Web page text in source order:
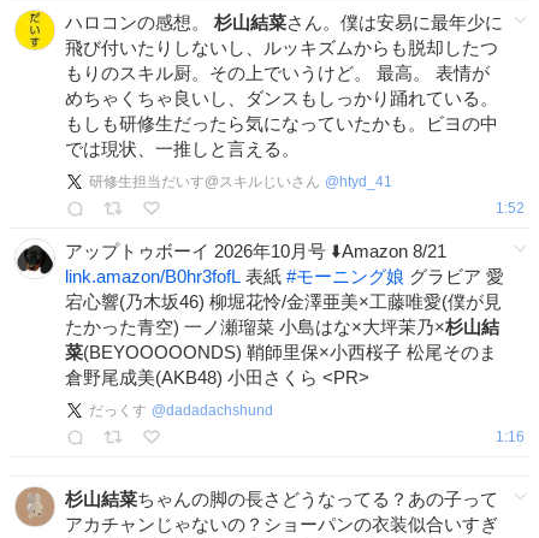
ハロコンの感想。 杉山結菜さん。僕は安易に最年少に
飛び付いたりしないし、ルッキズムからも脱却したつ
もりのスキル厨。その上でいうけど。 最高。 表情が
めちゃくちゃ良いし、ダンスもしっかり踊れている。
もしも研修生だったら気になっていたかも。ビヨの中
では現状、一推しと言える。
研修生担当だいす@スキルじいさん @ htyd_41
1:52
アップトゥボーイ 2026年10月号 ⬇️Amazon 8/21
link.amazon/B0hr3fofL 表紙 #モーニング娘 グラビア 愛
宕心響(乃木坂46) 柳堀花怜/金澤亜美×工藤唯愛(僕が見
たかった青空) 一ノ瀬瑠菜 小島はな×大坪茉乃×杉山結
菜(BEYOOOOONDS) 鞘師里保×小西桜子 松尾そのま
倉野尾成美(AKB48) 小田さくら <PR>
だっくす @dadadachshund
1:16
杉山結菜ちゃんの脚の長さどうなってる？あの子って
アカチャンじゃないの？ショーパンの衣装似合いすぎ